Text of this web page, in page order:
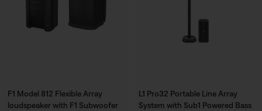
F1 Model 812 Flexible Array
loudspeaker with F1 Subwoofer
L1 Pro32 Portable Line Array
System with Sub1 Powered Bass